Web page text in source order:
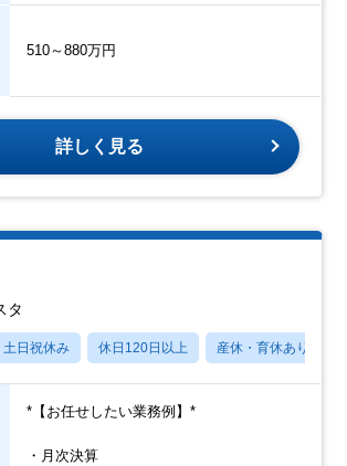
510～880万円
詳しく見る
タ
土日祝休み 休日120日以上 産休・育休あり
*【お任せしたい業務例】*
・月次決算